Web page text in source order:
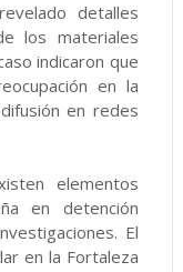
detalles
los materiales
indicaron que
en la
en redes
elementos
en detención
El
en la Fortaleza